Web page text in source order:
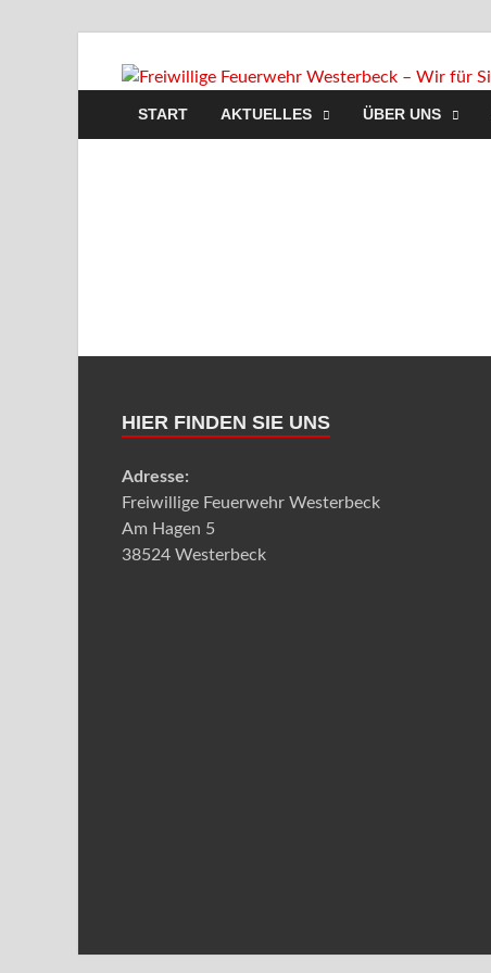
START AKTUELLES ÜBER UNS
HIER FINDEN SIE UNS
Adresse:
Freiwillige Feuerwehr Westerbeck
Am Hagen 5
38524 Westerbeck